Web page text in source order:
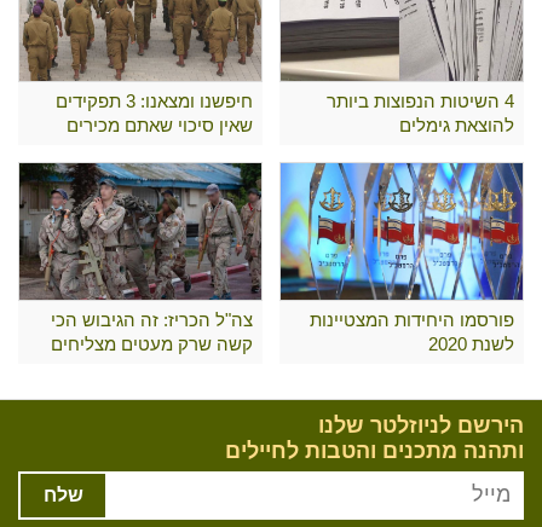
4 השיטות הנפוצות ביותר
להוצאת גימלים
חיפשנו ומצאנו: 3 תפקידים
שאין סיכוי שאתם מכירים
פורסמו היחידות המצטיינות
לשנת 2020
צה"ל הכריז: זה הגיבוש הכי
קשה שרק מעטים מצליחים
הירשם לניוזלטר שלנו
ותהנה מתכנים והטבות לחיילים
שלח